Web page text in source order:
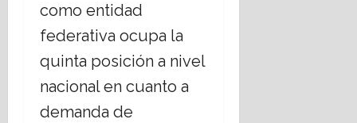
como entidad
federativa ocupa la
quinta posición a nivel
nacional en cuanto a
demanda de